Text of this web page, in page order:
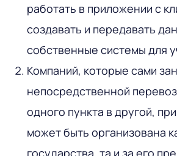
работать в приложении с
создавать и передавать
собственные системы для
Компаний, которые сами
непосредственной
одного пункта в другой,
может быть организована
государства, та и за его